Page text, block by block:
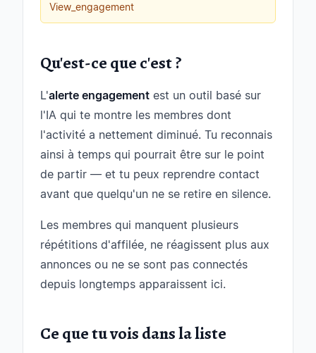
View_engagement
Qu'est-ce que c'est ?
L'alerte engagement est un outil basé sur
l'IA qui te montre les membres dont
l'activité a nettement diminué. Tu reconnais
ainsi à temps qui pourrait être sur le point
de partir — et tu peux reprendre contact
avant que quelqu'un ne se retire en silence.
Les membres qui manquent plusieurs
répétitions d'affilée, ne réagissent plus aux
annonces ou ne se sont pas connectés
depuis longtemps apparaissent ici.
Ce que tu vois dans la liste